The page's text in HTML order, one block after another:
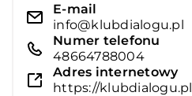
E-mail
info@klubdialogu.pl
Numer telefonu
48664788004
Adres internetowy
https://klubdialogu.pl